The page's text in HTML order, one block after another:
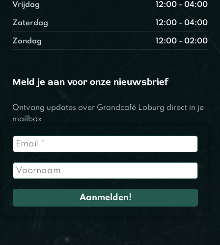
Vrijdag 12:00 - 04:00
Zaterdag 12:00 - 04:00
Zondag 12:00 - 02:00
Meld je aan voor onze nieuwsbrief
Ontvang updates over Grandcafé Loburg direct in je
mailbox.